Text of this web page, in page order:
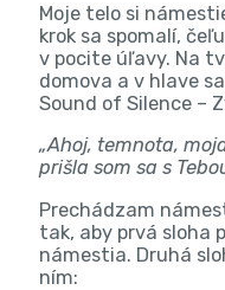
Moje telo si
krok sa spomalí,
v pocite úľavy. Na
domova a v hlave
Sound of Silence –
„Ahoj, temnota,
prišla som sa s
Prechádzam
tak, aby prvá sloha
námestia. Druhá
ním: